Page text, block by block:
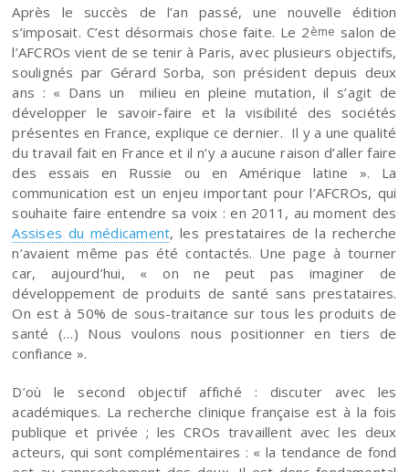
Après le succès de l’an passé, une nouvelle édition
s’imposait. C’est désormais chose faite. Le 2ème salon de
l’AFCROs vient de se tenir à Paris, avec plusieurs objectifs,
soulignés par Gérard Sorba, son président depuis deux
ans : « Dans un milieu en pleine mutation, il s’agit de
développer le savoir-faire et la visibilité des sociétés
présentes en France, explique ce dernier. Il y a une qualité
du travail fait en France et il n’y a aucune raison d’aller faire
des essais en Russie ou en Amérique latine ». La
communication est un enjeu important pour l’AFCROs, qui
souhaite faire entendre sa voix : en 2011, au moment des
Assises du médicament, les prestataires de la recherche
n’avaient même pas été contactés. Une page à tourner
car, aujourd’hui, « on ne peut pas imaginer de
développement de produits de santé sans prestataires.
On est à 50% de sous-traitance sur tous les produits de
santé (…) Nous voulons nous positionner en tiers de
confiance ».
D’où le second objectif affiché : discuter avec les
académiques. La recherche clinique française est à la fois
publique et privée ; les CROs travaillent avec les deux
acteurs, qui sont complémentaires : « la tendance de fond